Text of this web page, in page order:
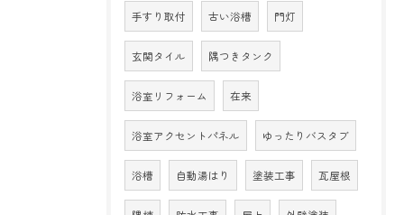
手すり取付 古い浴槽 門灯
玄関タイル 隅つきタンク
浴室リフォーム 在来
浴室アクセントパネル ゆったりバスタブ
浴槽 自動湯はり 塗装工事 瓦屋根